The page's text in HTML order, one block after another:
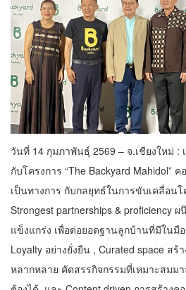
วันที่ 14 กุมภาพันธุ์ 2569 – จ.เชียงใหม่ :
กับโครงการ “The Backyard Mahidol”
เป็นทางการ กับกลยุทธ์ในการขับเคลื่อนโ
Strongest partnerships & proficiency
แข็งแกร่ง เพื่อต่อยอดฐานลูกบ้านที่มีในมือ
Loyalty อย่างยั่งยืน , Curated space สร้
หลากหลาย คัดสรรกิจกรรมที่เหมาะสมม